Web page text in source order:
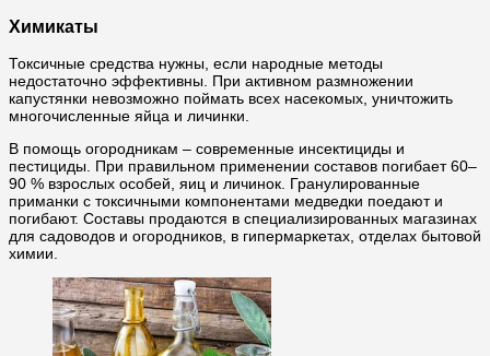
Химикаты
Токсичные средства нужны, если народные методы
недостаточно эффективны. При активном размножении
капустянки невозможно поймать всех насекомых, уничтожить
многочисленные яйца и личинки.
В помощь огородникам – современные инсектициды и
пестициды. При правильном применении составов погибает 60–
90 % взрослых особей, яиц и личинок. Гранулированные
приманки с токсичными компонентами медведки поедают и
погибают. Составы продаются в специализированных магазинах
для садоводов и огородников, в гипермаркетах, отделах бытовой
химии.